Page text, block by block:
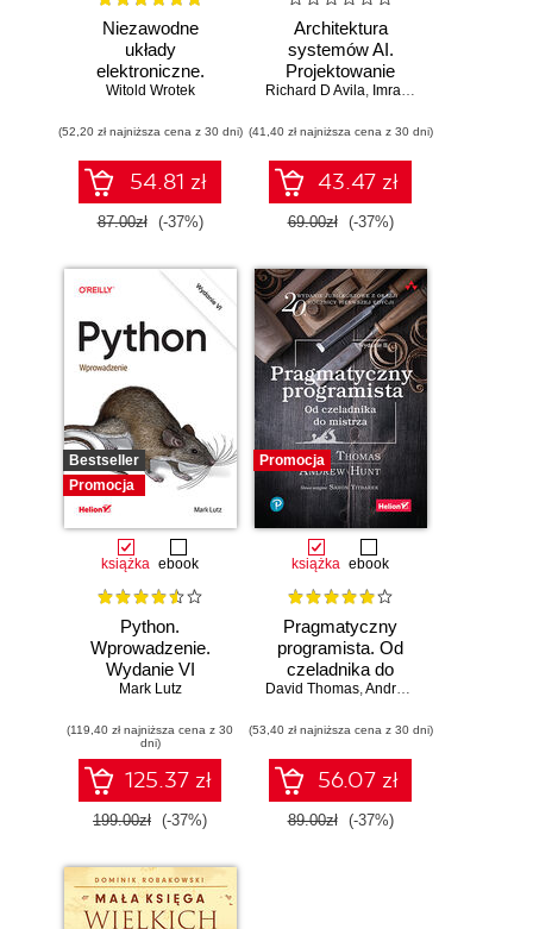
Niezawodne
układy
elektroniczne.
Podręcznik
Witold Wrotek
(52,20 zł najniższa cena z 30 dni)
54.81 zł
87.00zł (-37%)
Architektura
systemów AI.
Projektowanie
skalowalnego i
oprogramowania
Richard D Avila, Imran Ahmad
(41,40 zł najniższa cena z 30 dni)
43.47 zł
69.00zł (-37%)
Bestseller
Promocja
książka ebook
Python.
Wprowadzenie.
Wydanie VI
Mark Lutz
(119,40 zł najniższa cena z 30
dni)
125.37 zł
199.00zł (-37%)
Promocja
książka ebook
Pragmatyczny
programista. Od
czeladnika do
mistrza. Wydanie II
David Thomas,Andrew Hunt
(53,40 zł najniższa cena z 30 dni)
56.07 zł
89.00zł (-37%)